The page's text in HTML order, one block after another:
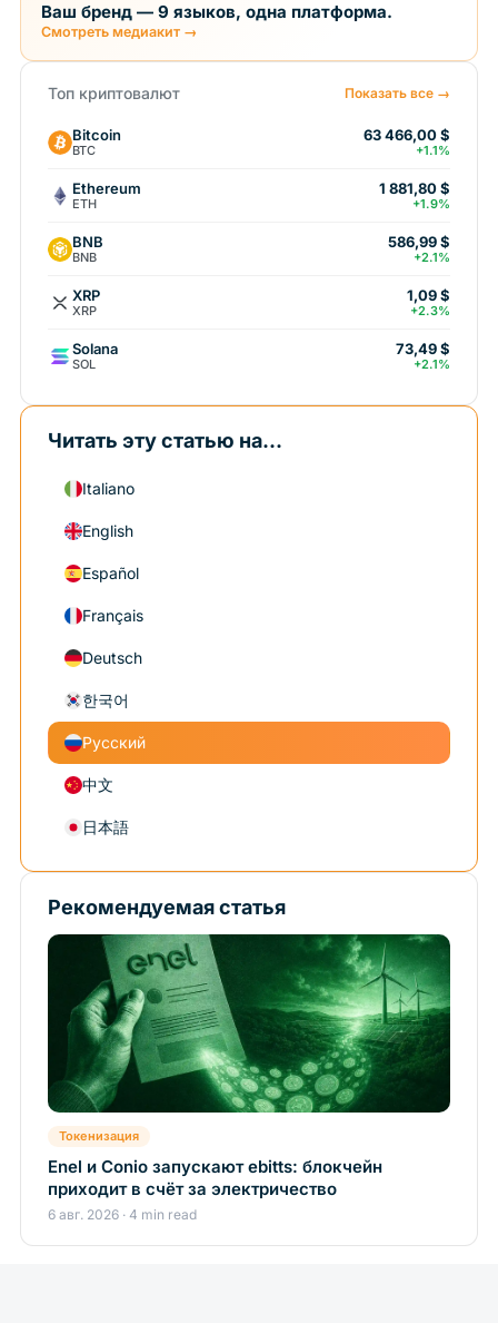
Ваш бренд — 9 языков, одна платформа.
Смотреть медиакит →
Топ криптовалют Показать все →
Bitcoin
BTC
63 466,00 $
+1.1%
Ethereum
ETH
1 881,80 $
+1.9%
BNB
BNB
586,99 $
+2.1%
XRP
XRP
1,09 $
+2.3%
Solana
SOL
73,49 $
+2.1%
Читать эту статью на...
Italiano
English
Español
Français
Deutsch
한국어
Русский
中文
日本語
Рекомендуемая статья
Токенизация
Enel и Conio запускают ebitts: блокчейн
приходит в счёт за электричество
6 авг. 2026 · 4 min read